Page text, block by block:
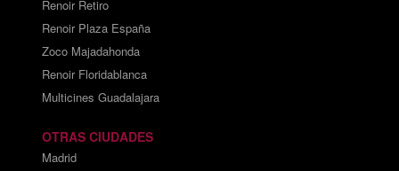
Renoir Retiro
Renoir Plaza España
Zoco Majadahonda
Renoir Floridablanca
Multicines Guadalajara
OTRAS CIUDADES
Madrid